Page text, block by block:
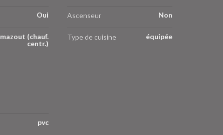
Oui Ascenseur Non
mazout (chauf.
centr.)
Type de cuisine équipée
pvc